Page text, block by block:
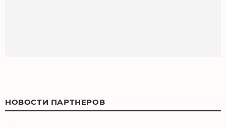
НОВОСТИ ПАРТНЕРОВ